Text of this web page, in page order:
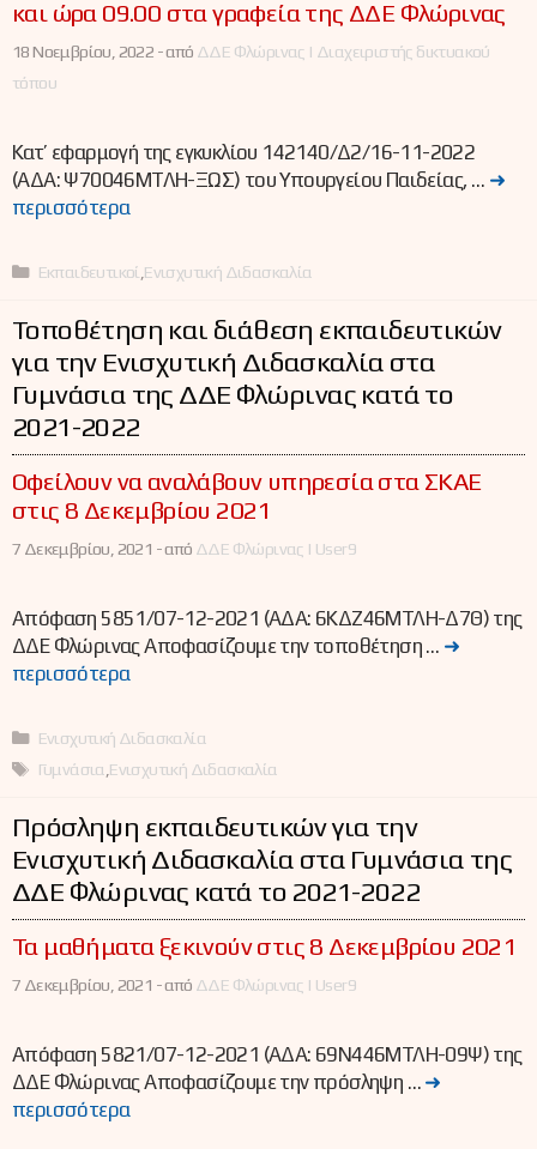
και ώρα 09.00 στα γραφεία της ΔΔΕ Φλώρινας
18 Νοεμβρίου, 2022 -από ΔΔΕ Φλώρινας | Διαχειριστής δικτυακού
τόπου
Κατ’ εφαρμογή της εγκυκλίου 142140/Δ2/16-11-2022
(ΑΔΑ: Ψ70046ΜΤΛΗ-ΞΩΣ) του Υπουργείου Παιδείας, … ➜
περισσότερα
Κατηγορίες
Εκπαιδευτικοί Ενισχυτική Διδασκαλία
Τοποθέτηση και διάθεση εκπαιδευτικών
για την Ενισχυτική Διδασκαλία στα
Γυμνάσια της ΔΔΕ Φλώρινας κατά το
2021-2022
Οφείλουν να αναλάβουν υπηρεσία στα ΣΚΑΕ
στις 8 Δεκεμβρίου 2021
7 Δεκεμβρίου, 2021 -από ΔΔΕ Φλώρινας | User9
Απόφαση 5851/07-12-2021 (ΑΔΑ: 6ΚΔΖ46ΜΤΛΗ-Δ7Θ) της
ΔΔΕ Φλώρινας Αποφασίζουμε την τοποθέτηση … ➜
περισσότερα
Κατηγορίες
Ενισχυτική Διδασκαλία
Ετικέτες
Γυμνάσια Ενισχυτική Διδασκαλία
Πρόσληψη εκπαιδευτικών για την
Ενισχυτική Διδασκαλία στα Γυμνάσια της
ΔΔΕ Φλώρινας κατά το 2021-2022
Τα μαθήματα ξεκινούν στις 8 Δεκεμβρίου 2021
7 Δεκεμβρίου, 2021 -από ΔΔΕ Φλώρινας | User9
Απόφαση 5821/07-12-2021 (ΑΔΑ: 69Ν446ΜΤΛΗ-09Ψ) της
ΔΔΕ Φλώρινας Αποφασίζουμε την πρόσληψη … ➜
περισσότερα